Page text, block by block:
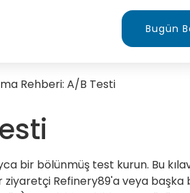
Bugün
Rehberi: A/B Testi
bir bölünmüş test kurun. Bu
Refinery89'a veya başka